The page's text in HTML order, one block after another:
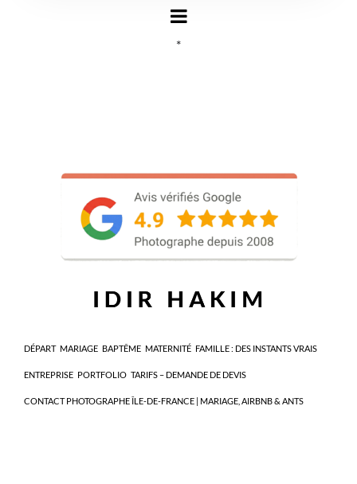
*
DÉPART MARIAGE BAPTÊME MATERNITÉ FAMILLE : DES INSTANTS VRAIS
ENTREPRISE PORTFOLIO TARIFS – DEMANDE DE DEVIS
CONTACT PHOTOGRAPHE ÎLE-DE-FRANCE | MARIAGE, AIRBNB & ANTS